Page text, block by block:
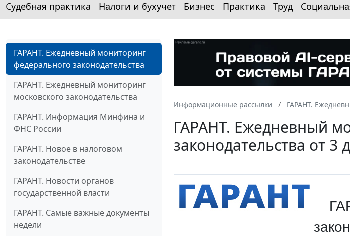
Судебная практика Налоги и бухучет Бизнес Практика Труд
ГАРАНТ. Ежедневный мониторинг
федерального законодательства
ГАРАНТ. Ежедневный мониторинг
московского законодательства
ГАРАНТ. Информация Минфина и
ФНС России
ГАРАНТ. Новое в налоговом
законодательстве
ГАРАНТ. Новости органов
государственной власти
ГАРАНТ. Самые важные документы
недели
Информационные рассылки ГАРАНТ.
ГАРАНТ. Ежедневный
законодательства от 3